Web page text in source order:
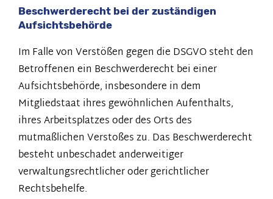
Beschwerderecht bei der zuständigen
Aufsichtsbehörde
Im Falle von Verstößen gegen die DSGVO steht den
Betroffenen ein Beschwerderecht bei einer
Aufsichtsbehörde, insbesondere in dem
Mitgliedstaat ihres gewöhnlichen Aufenthalts,
ihres Arbeitsplatzes oder des Orts des
mutmaßlichen Verstoßes zu. Das Beschwerderecht
besteht unbeschadet anderweitiger
verwaltungsrechtlicher oder gerichtlicher
Rechtsbehelfe.